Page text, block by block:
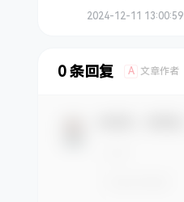
2024-12-11 13:00:59
0 条回复 A 文章作者